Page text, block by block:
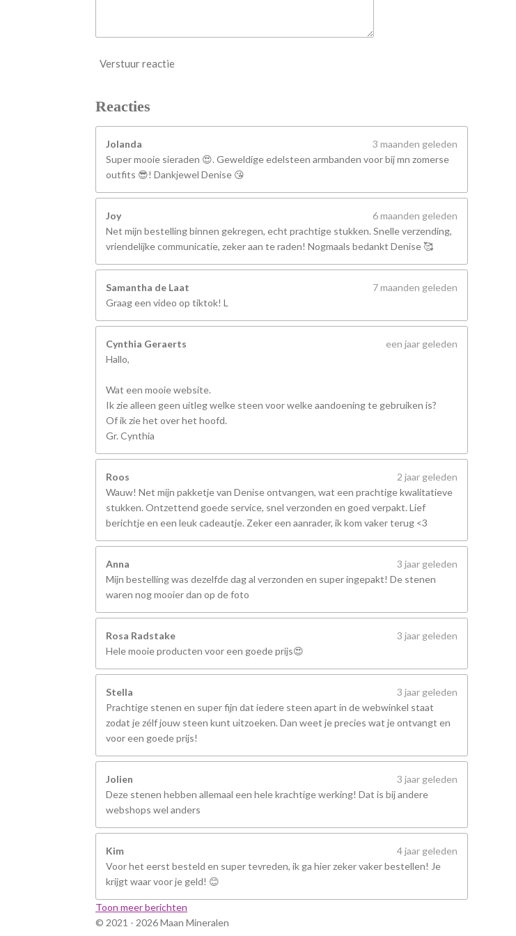
Verstuur reactie
Reacties
Jolanda
3 maanden geleden
Super mooie sieraden 😍. Geweldige edelsteen armbanden voor bij mn zomerse
outfits 😎! Dankjewel Denise 😘
Joy
6 maanden geleden
Net mijn bestelling binnen gekregen, echt prachtige stukken. Snelle verzending,
vriendelijke communicatie, zeker aan te raden! Nogmaals bedankt Denise 🥰
Samantha de Laat
7 maanden geleden
Graag een video op tiktok! L
Cynthia Geraerts
een jaar geleden
Hallo,
Wat een mooie website.
Ik zie alleen geen uitleg welke steen voor welke aandoening te gebruiken is?
Of ik zie het over het hoofd.
Gr. Cynthia
Roos
2 jaar geleden
Wauw! Net mijn pakketje van Denise ontvangen, wat een prachtige kwalitatieve
stukken. Ontzettend goede service, snel verzonden en goed verpakt. Lief
berichtje en een leuk cadeautje. Zeker een aanrader, ik kom vaker terug <3
Anna
3 jaar geleden
Mijn bestelling was dezelfde dag al verzonden en super ingepakt! De stenen
waren nog mooier dan op de foto
Rosa Radstake
3 jaar geleden
Hele mooie producten voor een goede prijs😍
Stella
3 jaar geleden
Prachtige stenen en super fijn dat iedere steen apart in de webwinkel staat
zodat je zélf jouw steen kunt uitzoeken. Dan weet je precies wat je ontvangt en
voor een goede prijs!
Jolien
3 jaar geleden
Deze stenen hebben allemaal een hele krachtige werking! Dat is bij andere
webshops wel anders
Kim
4 jaar geleden
Voor het eerst besteld en super tevreden, ik ga hier zeker vaker bestellen! Je
krijgt waar voor je geld! 😊
Toon meer berichten
© 2021 - 2026 Maan Mineralen